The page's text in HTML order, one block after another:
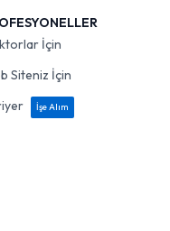
İçin
Siteniz İçin
İşe Alım